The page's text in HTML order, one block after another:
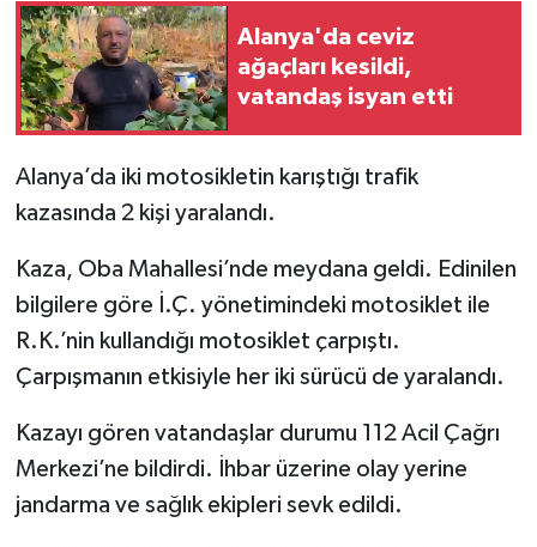
Alanya'da ceviz
ağaçları kesildi,
vatandaş isyan etti
Alanya’da iki motosikletin karıştığı trafik
kazasında 2 kişi yaralandı.
Kaza, Oba Mahallesi’nde meydana geldi. Edinilen
bilgilere göre İ.Ç. yönetimindeki motosiklet ile
R.K.’nin kullandığı motosiklet çarpıştı.
Çarpışmanın etkisiyle her iki sürücü de yaralandı.
Kazayı gören vatandaşlar durumu 112 Acil Çağrı
Merkezi’ne bildirdi. İhbar üzerine olay yerine
jandarma ve sağlık ekipleri sevk edildi.